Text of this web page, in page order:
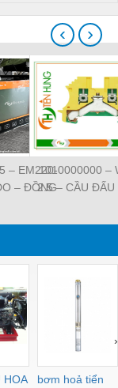
– EM220-
– ĐỒNG
ÁP –
1010000000 –
2.5 – CẦU ĐẤU
‹ ›
HOA
bơm hoả tiển
›